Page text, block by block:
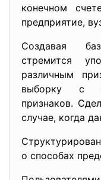
конечном
предприятие,
Создавая
стремится
различным
выборку с
признаков.
случае, когда
о способах